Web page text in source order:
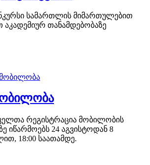
სამართლის მიმართულებით
თანამდებობაზე
რეგისტრაცია მობილობის
24 აგვისტოდან 8
18:00 საათამდე.